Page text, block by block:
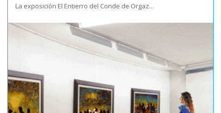
La exposición El Entierro del Conde de Orgaz…